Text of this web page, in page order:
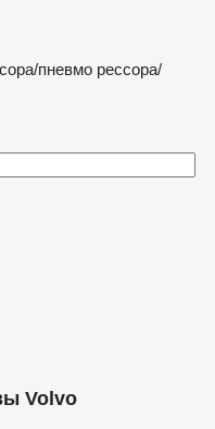
пневмо рессора/
Volvo